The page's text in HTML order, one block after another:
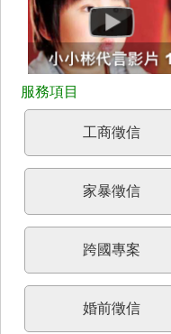
工商徵信
家暴徵信
跨國專案
婚前徵信